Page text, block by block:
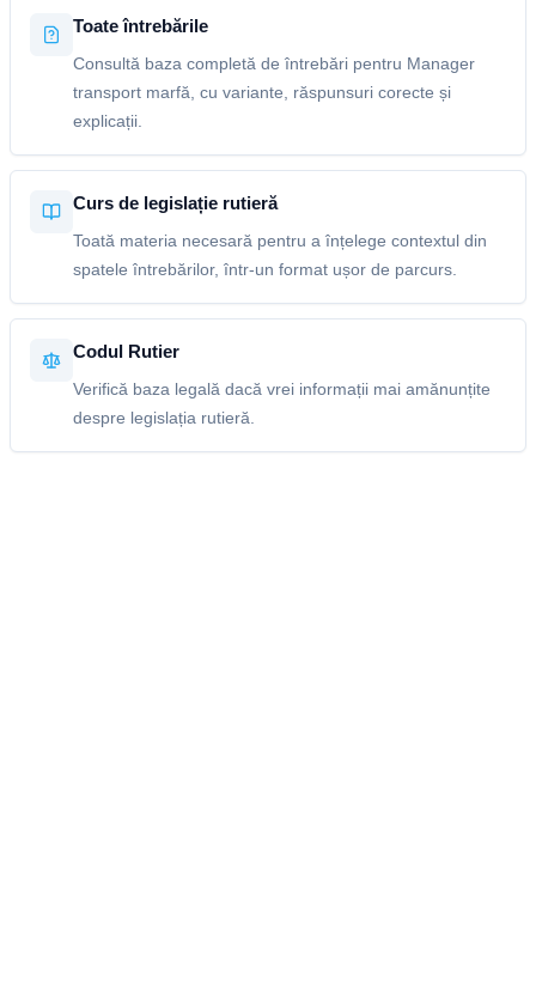
Toate întrebările
Consultă baza completă de întrebări pentru Manager
transport marfă, cu variante, răspunsuri corecte și
explicații.
Curs de legislație rutieră
Toată materia necesară pentru a înțelege contextul din
spatele întrebărilor, într-un format ușor de parcurs.
Codul Rutier
Verifică baza legală dacă vrei informații mai amănunțite
despre legislația rutieră.